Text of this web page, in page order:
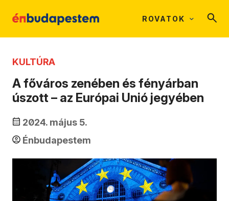
ROVATOK
KULTÚRA
A főváros zenében és fényárban
úszott – az Európai Unió jegyében
2024. május 5.
Énbudapestem